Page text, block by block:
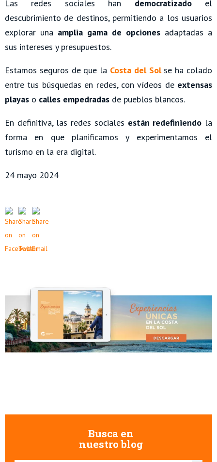
Las redes sociales han democratizadoel
descubrimiento de destinos, permitiendo a los usuarios
explorar una amplia gama de opciones adaptadas a
sus intereses y presupuestos.
Estamos seguros de que la Costa del Solse ha colado
entre tus búsquedas en redes, con vídeos de extensas
playas o calles empedradas de pueblos blancos.
En definitiva, las redes sociales están redefiniendo la
forma en que planificamos y experimentamos el
turismo en la era digital.
24 mayo 2024
Busca en
nuestro blog